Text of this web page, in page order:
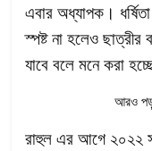
এবার অধ্যাপক।
স্পষ্ট না হলেও
যাবে বলে মনে করা
আরও
রাহুল এর আগে ২০২২